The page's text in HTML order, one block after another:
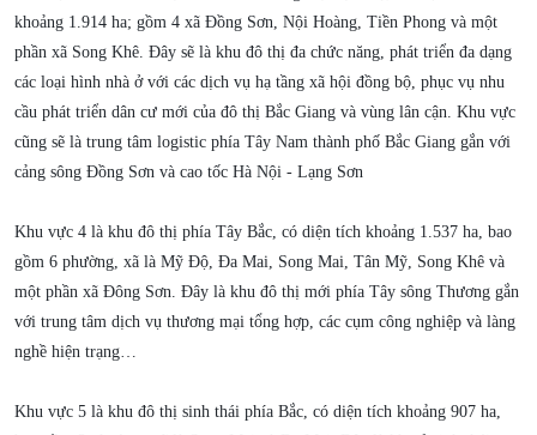
khoảng 1.914 ha; gồm 4 xã Đồng Sơn, Nội Hoàng, Tiền Phong và một
phần xã Song Khê. Đây sẽ là khu đô thị đa chức năng, phát triển đa dạng
các loại hình nhà ở với các dịch vụ hạ tầng xã hội đồng bộ, phục vụ nhu
cầu phát triển dân cư mới của đô thị Bắc Giang và vùng lân cận. Khu vực
cũng sẽ là trung tâm logistic phía Tây Nam thành phố Bắc Giang gắn với
cảng sông Đồng Sơn và cao tốc Hà Nội - Lạng Sơn
Khu vực 4 là khu đô thị phía Tây Bắc, có diện tích khoảng 1.537 ha, bao
gồm 6 phường, xã là Mỹ Độ, Đa Mai, Song Mai, Tân Mỹ, Song Khê và
một phần xã Đông Sơn. Đây là khu đô thị mới phía Tây sông Thương gắn
với trung tâm dịch vụ thương mại tổng hợp, các cụm công nghiệp và làng
nghề hiện trạng…
Khu vực 5 là khu đô thị sinh thái phía Bắc, có diện tích khoảng 907 ha,